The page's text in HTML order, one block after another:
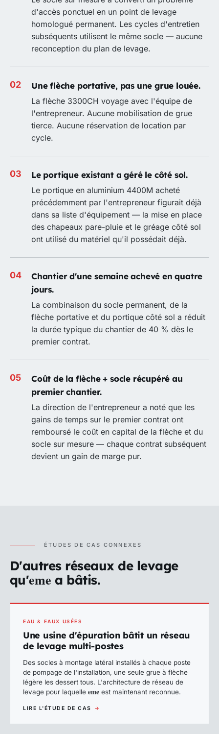
d'accès ponctuel en un point de levage
homologué permanent. Les cycles d'entretien
subséquents utilisent le même socle — aucune
reconception du plan de levage.
Une flèche portative, pas une grue louée.
La flèche 3300CH voyage avec l'équipe de
l'entrepreneur. Aucune mobilisation de grue
tierce. Aucune réservation de location par
cycle.
Le portique existant a géré le côté sol.
Le portique en aluminium 4400M acheté
précédemment par l'entrepreneur figurait déjà
dans sa liste d'équipement — la mise en place
des chapeaux pare-pluie et le gréage côté sol
ont utilisé du matériel qu'il possédait déjà.
Chantier d'une semaine achevé en quatre
jours.
La combinaison du socle permanent, de la
flèche portative et du portique côté sol a réduit
la durée typique du chantier de 40 % dès le
premier contrat.
Coût de la flèche + socle récupéré au
premier chantier.
La direction de l'entrepreneur a noté que les
gains de temps sur le premier contrat ont
remboursé le coût en capital de la flèche et du
socle sur mesure — chaque contrat subséquent
devient un gain de marge pur.
ÉTUDES DE CAS CONNEXES
D'autres réseaux de levage
qu'eme a bâtis.
EAU & EAUX USÉES
Une usine d'épuration bâtit un réseau
de levage multi-postes
Des socles à montage latéral installés à chaque poste
de pompage de l'installation, une seule grue à flèche
légère les dessert tous. L'architecture de réseau de
levage pour laquelle emeest maintenant reconnue.
LIRE L'ÉTUDE DE CAS →